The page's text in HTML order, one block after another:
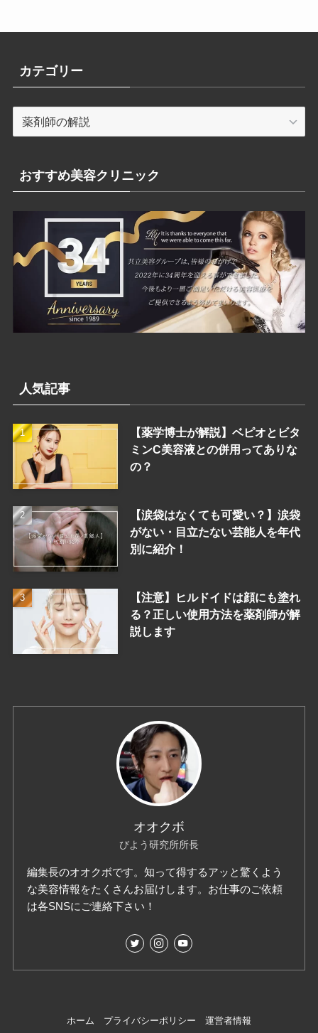
カテゴリー
リ
ー
おすすめ美容クリニック
人気記事
【薬学博士が解説】ベピオとビタ
ミンC美容液との併用ってありな
の？
【涙袋はなくても可愛い？】涙袋
がない・目立たない芸能人を年代
別に紹介！
【注意】ヒルドイドは顔にも塗れ
る？正しい使用方法を薬剤師が解
説します
オオクボ
びよう研究所所長
編集長のオオクボです。知って得するアッと驚くよう
な美容情報をたくさんお届けします。お仕事のご依頼
は各SNSにご連絡下さい！
ホーム プライバシーポリシー 運営者情報